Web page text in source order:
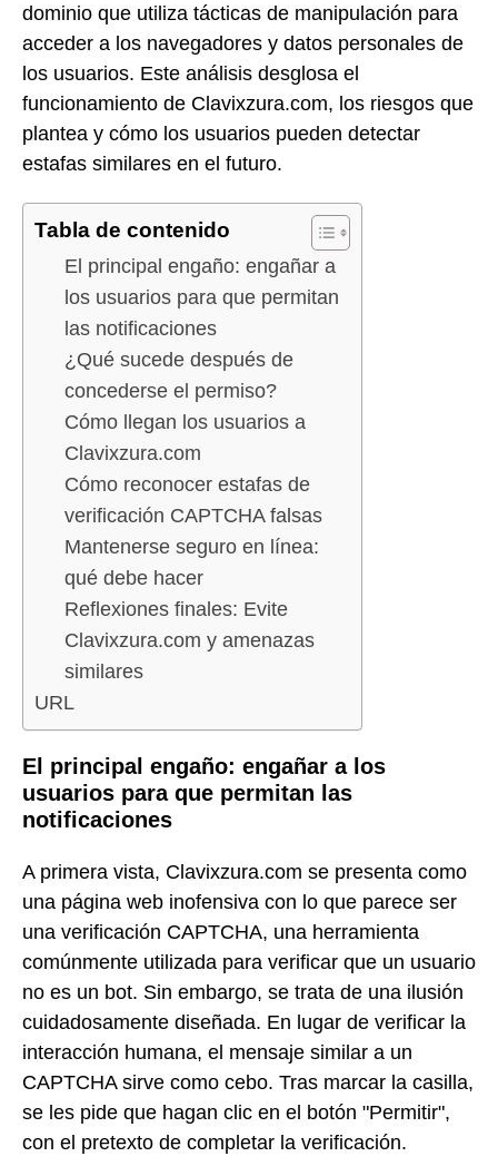
dominio que utiliza tácticas de manipulación para
acceder a los navegadores y datos personales de
los usuarios. Este análisis desglosa el
funcionamiento de Clavixzura.com, los riesgos que
plantea y cómo los usuarios pueden detectar
estafas similares en el futuro.
Tabla de contenido
El principal engaño: engañar a
los usuarios para que permitan
las notificaciones
¿Qué sucede después de
concederse el permiso?
Cómo llegan los usuarios a
Clavixzura.com
Cómo reconocer estafas de
verificación CAPTCHA falsas
Mantenerse seguro en línea:
qué debe hacer
Reflexiones finales: Evite
Clavixzura.com y amenazas
similares
URL
El principal engaño: engañar a los
usuarios para que permitan las
notificaciones
A primera vista, Clavixzura.com se presenta como
una página web inofensiva con lo que parece ser
una verificación CAPTCHA, una herramienta
comúnmente utilizada para verificar que un usuario
no es un bot. Sin embargo, se trata de una ilusión
cuidadosamente diseñada. En lugar de verificar la
interacción humana, el mensaje similar a un
CAPTCHA sirve como cebo. Tras marcar la casilla,
se les pide que hagan clic en el botón "Permitir",
con el pretexto de completar la verificación.